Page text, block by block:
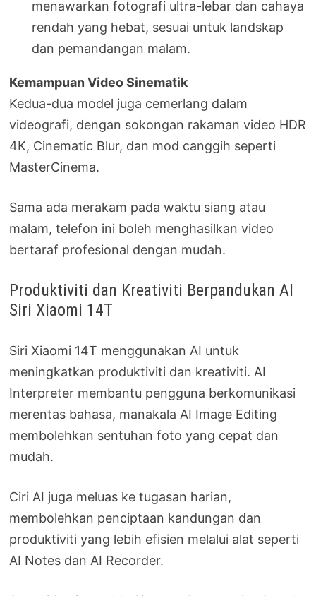
menawarkan fotografi ultra-lebar dan cahaya
rendah yang hebat, sesuai untuk landskap
dan pemandangan malam.
Kemampuan Video Sinematik
Kedua-dua model juga cemerlang dalam
videografi, dengan sokongan rakaman video HDR
4K, Cinematic Blur, dan mod canggih seperti
MasterCinema.
Sama ada merakam pada waktu siang atau
malam, telefon ini boleh menghasilkan video
bertaraf profesional dengan mudah.
Produktiviti dan Kreativiti Berpandukan AI
Siri Xiaomi 14T
Siri Xiaomi 14T menggunakan AI untuk
meningkatkan produktiviti dan kreativiti. AI
Interpreter membantu pengguna berkomunikasi
merentas bahasa, manakala AI Image Editing
membolehkan sentuhan foto yang cepat dan
mudah.
Ciri AI juga meluas ke tugasan harian,
membolehkan penciptaan kandungan dan
produktiviti yang lebih efisien melalui alat seperti
AI Notes dan AI Recorder.